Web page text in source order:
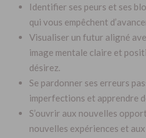
Identifier ses peurs et ses
qui vous empêchent
Visualiser un futur aligné
image mentale claire et
désirez.
Se pardonner ses erreurs
imperfections et apprendre
S’ouvrir aux nouvelles
nouvelles expériences et